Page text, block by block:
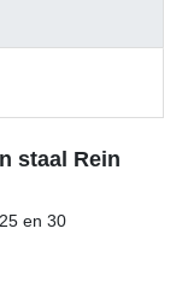
staal Rein
en 30